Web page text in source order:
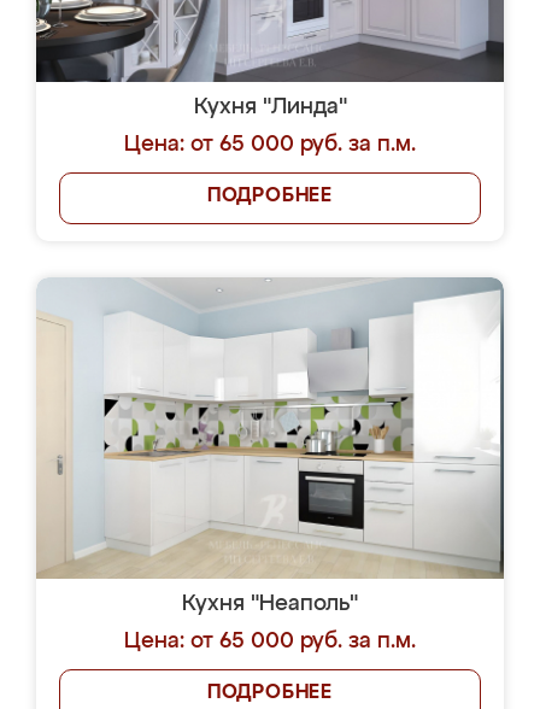
Кухня "Линда"
Цена: от 65 000 руб. за п.м.
ПОДРОБНЕЕ
Кухня "Неаполь"
Цена: от 65 000 руб. за п.м.
ПОДРОБНЕЕ